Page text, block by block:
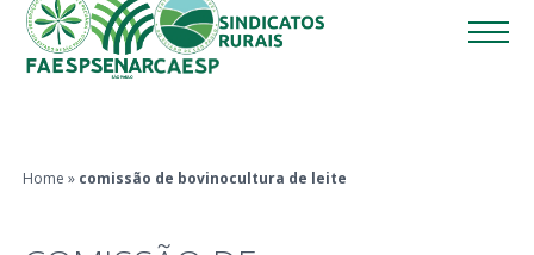
Home » comissão de bovinocultura de leite